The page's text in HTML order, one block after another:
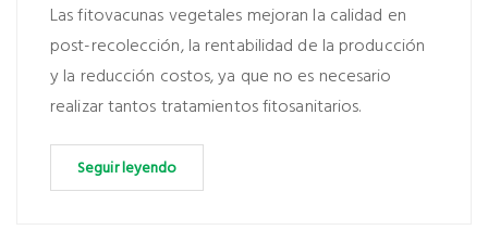
Las fitovacunas vegetales mejoran la calidad en
post-recolección, la rentabilidad de la producción
y la reducción costos, ya que no es necesario
realizar tantos tratamientos fitosanitarios.
Seguir leyendo